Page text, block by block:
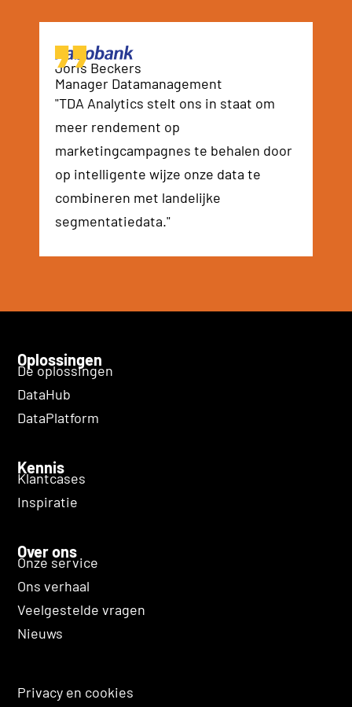
Joris Beckers
Manager Datamanagement
"TDA Analytics stelt ons in staat om
meer rendement op
marketingcampagnes te behalen door
op intelligente wijze onze data te
combineren met landelijke
segmentatiedata."
Oplossingen
De oplossingen
DataHub
DataPlatform
Kennis
Klantcases
Inspiratie
Over ons
Onze service
Ons verhaal
Veelgestelde vragen
Nieuws
Privacy en cookies